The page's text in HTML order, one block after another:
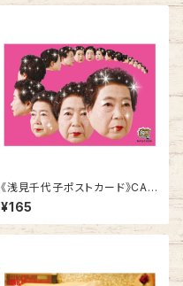
《浅見千代子ポストカード》CA-
3／ トルネード
¥165